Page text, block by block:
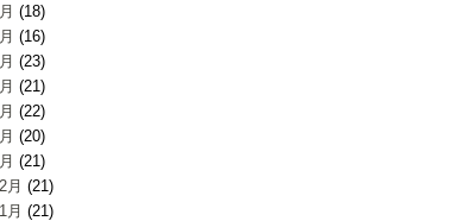
(18)
(16)
(23)
(21)
(22)
(20)
(21)
月 (21)
月 (21)